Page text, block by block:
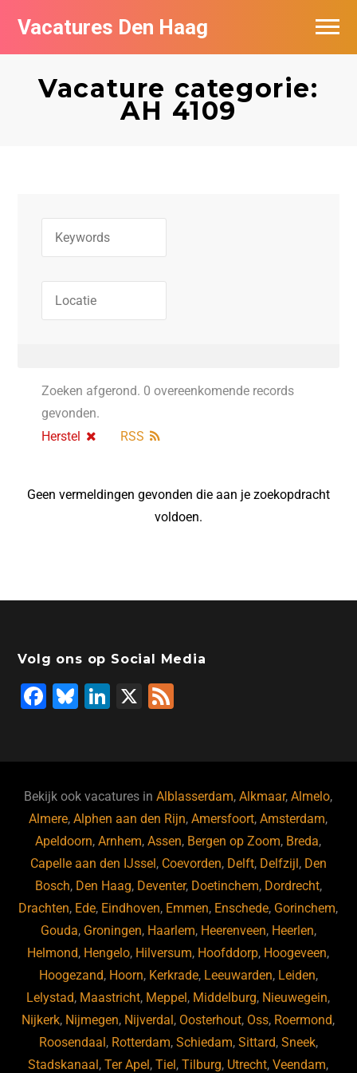
Vacatures Den Haag
Vacature categorie:
AH 4109
Zoeken afgerond. 0 overeenkomende records
gevonden.
Herstel
RSS
Geen vermeldingen gevonden die aan je zoekopdracht
voldoen.
Volg ons op Social Media
F
b
o
o
k
Bl
ky
Li
dI
n
X
Bekijk ook vacatures inAlblasserdam,Alkmaar,Almelo,
Almere,Alphen aan den Rijn,Amersfoort,Amsterdam,
Apeldoorn,Arnhem,Assen, Bergen op Zoom, Breda,
Capelle aan den IJssel , Coevorden, Delft, Delfzijl , Den
Bosch, Den Haag, Deventer, Doetinchem, Dordrecht,
Drachten, Ede, Eindhoven, Emmen, Enschede, Gorinchem,
Gouda, Groningen, Haarlem, Heerenveen, Heerlen,
Helmond, Hengelo, Hilversum, Hoofddorp, Hoogeveen,
Hoogezand, Hoorn, Kerkrade, Leeuwarden, Leiden,
Lelystad, Maastricht, Meppel , Middelburg, Nieuwegein,
Nijkerk, Nijmegen, Nijverdal , Oosterhout, Oss, Roermond,
Roosendaal , Rotterdam, Schiedam, Sittard, Sneek,
Stadskanaal ,Ter Apel ,Tiel ,Tilburg, Utrecht,Veendam,
Vacatures per bedrijf in Den Haag
Populair